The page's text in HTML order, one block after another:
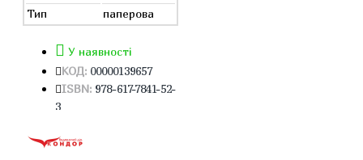
Тип
паперова
У наявності
КОД: 00000139657
ISBN: 978-617-7841-52-
3